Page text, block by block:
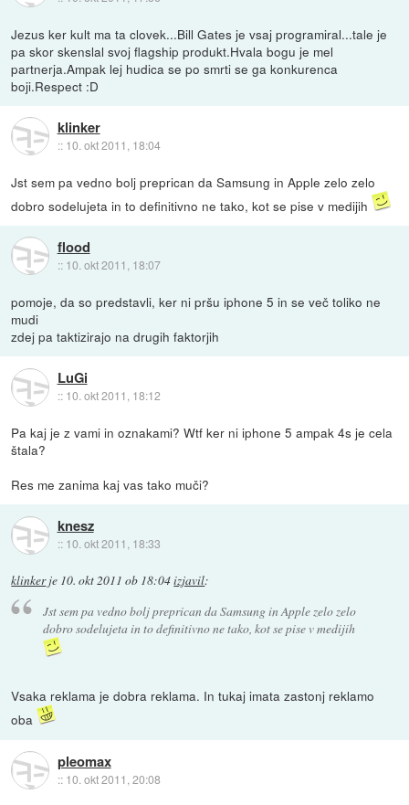
Jezus ker kult ma ta clovek...Bill Gates je vsaj programiral...tale je
pa skor skenslal svoj flagship produkt.Hvala bogu je mel
partnerja.Ampak lej hudica se po smrti se ga konkurenca
boji.Respect :D
klinker
:: 10. okt 2011, 18:04
Jst sem pa vedno bolj preprican da Samsung in Apple zelo zelo
dobro sodelujeta in to definitivno ne tako, kot se pise v medijih
flood
:: 10. okt 2011, 18:07
pomoje, da so predstavli, ker ni pršu iphone 5 in se več toliko ne
mudi
zdej pa taktizirajo na drugih faktorjih
LuGi
:: 10. okt 2011, 18:12
Pa kaj je z vami in oznakami? Wtf ker ni iphone 5 ampak 4s je cela
štala?
Res me zanima kaj vas tako muči?
knesz
:: 10. okt 2011, 18:33
klinkerje 10. okt 2011 ob 18:04izjavil:
Jst sem pa vedno bolj preprican da Samsung in Apple zelo zelo
dobro sodelujeta in to definitivno ne tako, kot se pise v medijih
Vsaka reklama je dobra reklama. In tukaj imata zastonj reklamo
oba
pleomax
:: 10. okt 2011, 20:08